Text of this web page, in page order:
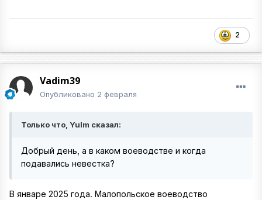
2
Vadim39
Опубликовано 2 февраля
Только что, Yulm сказал:
Добрый день, а в каком воеводстве и когда
подавались невестка?
В январе 2025 года. Малопольское воеводство